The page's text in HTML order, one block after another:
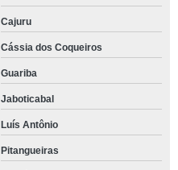
Cajuru
Cássia dos Coqueiros
Guariba
Jaboticabal
Luís Antônio
Pitangueiras